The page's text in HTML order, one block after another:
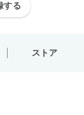
する
ストア